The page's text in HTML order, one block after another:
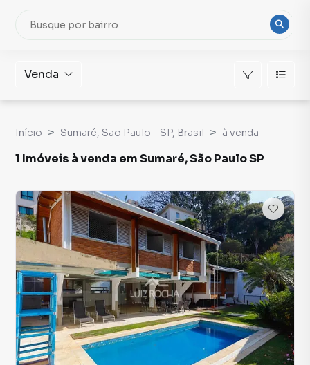
Venda
Início Sumaré, São Paulo - SP, Brasil à venda
1 Imóveis à venda em Sumaré, São Paulo SP